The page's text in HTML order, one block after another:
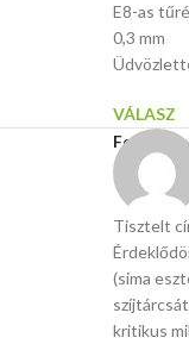
E8-as
0,3 mm
VÁLASZ
Fehér
február
Tisztelt
(sima
kritikus